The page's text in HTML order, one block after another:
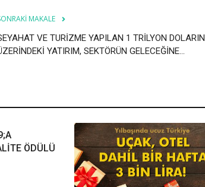
MAKALE
VE TURİZME YAPILAN 1 TRİLYON DOLARIN
YATIRIM, SEKTÖRÜN GELECEĞİNE...
ÖDÜLÜ